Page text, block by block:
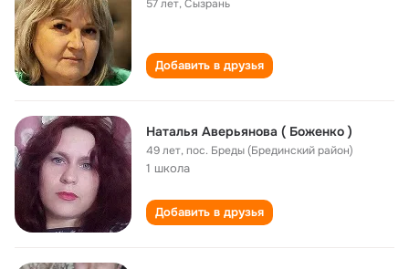
57 лет,Сызрань
Добавить в друзья
Наталья Аверьянова ( Боженко )
49 лет,пос. Бреды (Брединский район)
1 школа
Добавить в друзья